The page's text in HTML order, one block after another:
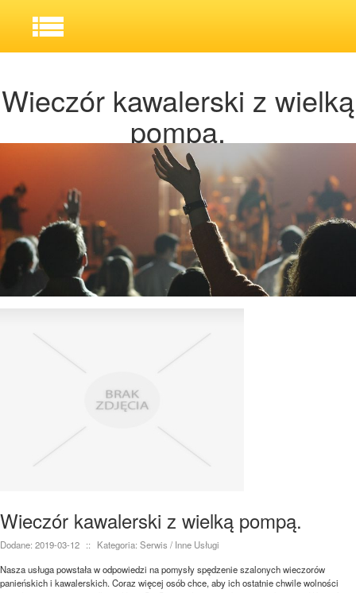
Wieczór kawalerski z wielką
pompą.
Wieczór kawalerski z wielką pompą.
Dodane: 2019-03-12 ::
Kategoria: Serwis / Inne Usługi
Nasza usługa powstała w odpowiedzi na pomysły spędzenie szalonych wieczorów
panieńskich i kawalerskich. Coraz więcej osób chce, aby ich ostatnie chwile wolności